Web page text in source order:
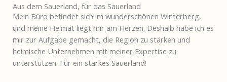
Aus dem Sauerland, für das Sauerland
Mein Büro befindet sich im wunderschönen Winterberg,
und meine Heimat liegt mir am Herzen. Deshalb habe ich es
mir zur Aufgabe gemacht, die Region zu stärken und
heimische Unternehmen mit meiner Expertise zu
unterstützen. Für ein starkes Sauerland!